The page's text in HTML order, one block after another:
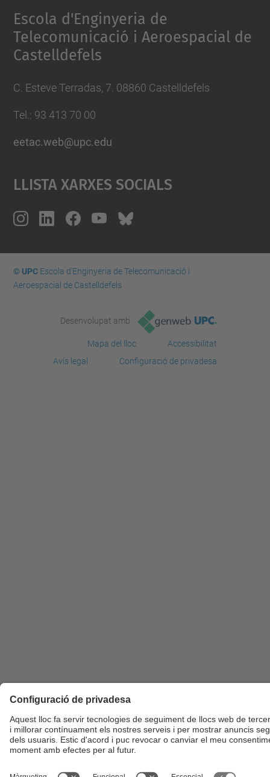
Escola d'Enginyeria de
Telecomunicació i Aeroespacial de
Castelldefels
C. Esteve Terradas, 7. 08860 Castelldefels
Tel.: 93 413 70 00
eetac.web@upc.edu
Llista Xarxes Socials
© UPCEscola d'Enginyeria de Telecomunicació i
Aeroespacial de Castelldefels
Desenvolupat amb
Mapa del lloc
Accessibilitat
Avís legal
Configuració de privadesa